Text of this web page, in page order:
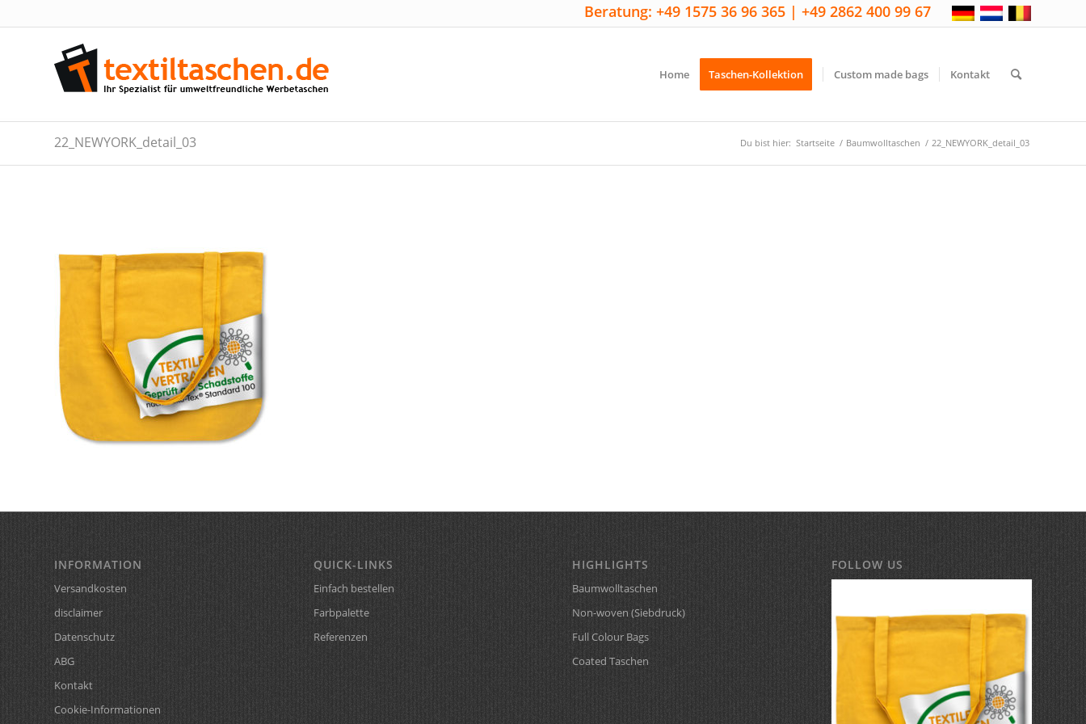
Beratung: +49 1575 36 96 365 | +49 2862 400 99 67
Home Taschen-Kollektion Custom made bags Kontakt
22_NEWYORK_detail_03 Du bist hier: Startseite / Baumwolltaschen / 22_NEWYORK_detail_03
INFORMATION
Versandkosten
disclaimer
Datenschutz
ABG
Kontakt
Cookie-Informationen
QUICK-LINKS
Einfach bestellen
Farbpalette
Referenzen
HIGHLIGHTS
Baumwolltaschen
Non-woven (Siebdruck)
Full Colour Bags
Coated Taschen
FOLLOW US